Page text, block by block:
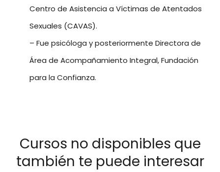
Centro de Asistencia a Víctimas de Atentados
Sexuales (CAVAS).
– Fue psicóloga y posteriormente Directora de
Área de Acompañamiento Integral, Fundación
para la Confianza.
Cursos no disponibles que
también te puede interesar